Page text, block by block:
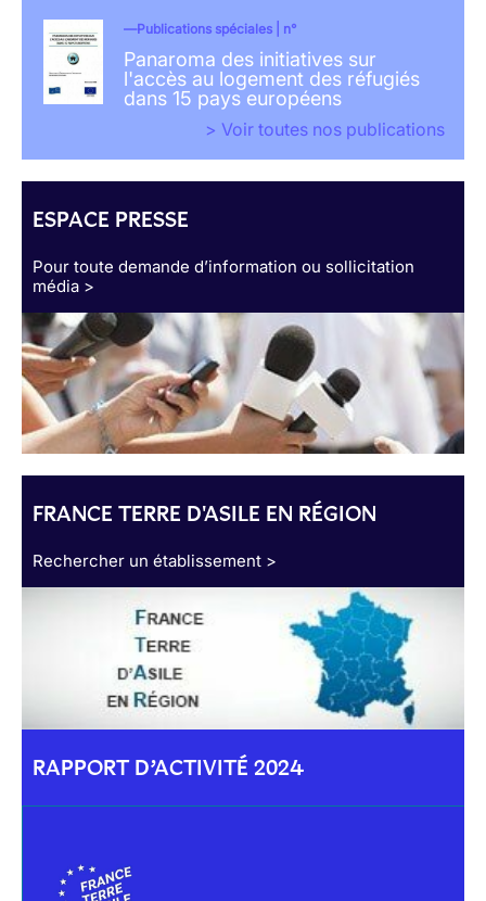
Publications spéciales | n°
Panaroma des initiatives sur
l'accès au logement des réfugiés
dans 15 pays européens
> Voir toutes nos publications
ESPACE PRESSE
Pour toute demande d’information ou sollicitation
média >
FRANCE TERRE D'ASILE EN RÉGION
Rechercher un établissement >
RAPPORT D’ACTIVITÉ 2024